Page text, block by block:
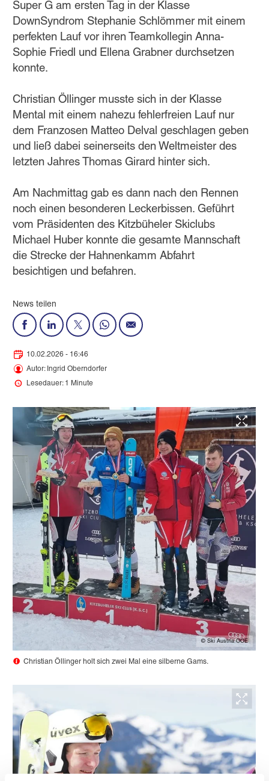
Super G am ersten Tag in der Klasse
DownSyndrom Stephanie Schlömmer mit einem
perfekten Lauf vor ihren Teamkollegin Anna-
Sophie Friedl und Ellena Grabner durchsetzen
konnte.
Christian Öllinger musste sich in der Klasse
Mental mit einem nahezu fehlerfreien Lauf nur
dem Franzosen Matteo Delval geschlagen geben
und ließ dabei seinerseits den Weltmeister des
letzten Jahres Thomas Girard hinter sich.
Am Nachmittag gab es dann nach den Rennen
noch einen besonderen Leckerbissen. Geführt
vom Präsidenten des Kitzbüheler Skiclubs
Michael Huber konnte die gesamte Mannschaft
die Strecke der Hahnenkamm Abfahrt
besichtigen und befahren.
News teilen
10.02.2026 - 16:46
Autor: Ingrid Oberndorfer
Lesedauer: 1 Minute
© Ski Austria OOE
Christian Öllinger holt sich zwei Mal eine silberne Gams.